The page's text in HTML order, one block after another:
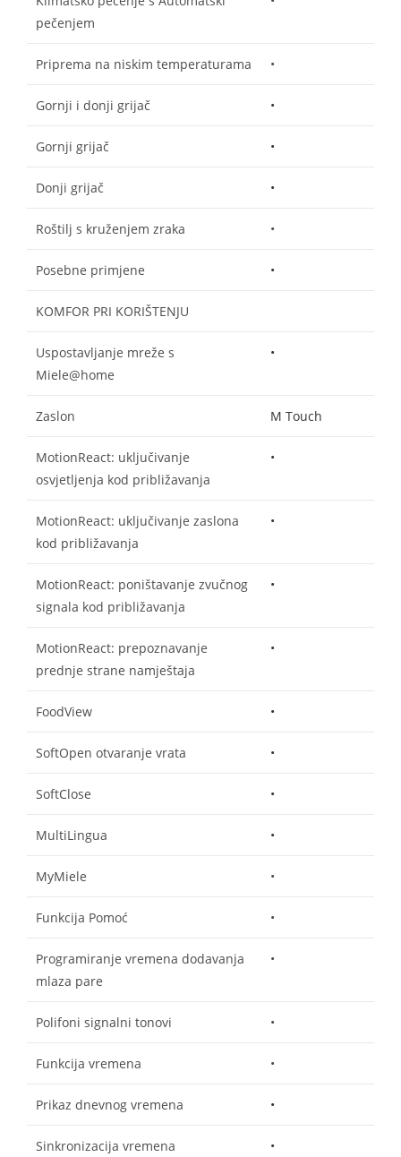
pečenjem
Priprema na niskim temperaturama •
Gornji i donji grijač •
Gornji grijač •
Donji grijač •
Roštilj s kruženjem zraka •
Posebne primjene •
KOMFOR PRI KORIŠTENJU
Uspostavljanje mreže s
Miele@home
•
Zaslon M Touch
MotionReact: uključivanje
osvjetljenja kod približavanja
•
MotionReact: uključivanje zaslona
kod približavanja
•
MotionReact: poništavanje zvučnog
signala kod približavanja
•
MotionReact: prepoznavanje
prednje strane namještaja
•
FoodView •
SoftOpen otvaranje vrata •
SoftClose •
MultiLingua •
MyMiele •
Funkcija Pomoć •
Programiranje vremena dodavanja
mlaza pare
•
Polifoni signalni tonovi •
Funkcija vremena •
Prikaz dnevnog vremena •
Sinkronizacija vremena •